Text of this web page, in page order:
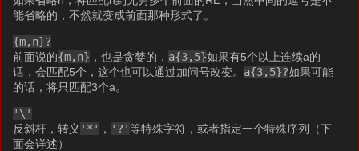
能省略的，不然就变成前面那种形式了。
{m,n}?
前面说的{m,n} ，也是贪婪的， a{3,5}如果有5个以上连续a的
话，会匹配5个，这个也可以通过加问号改变。 a{3,5}?如果可能
的话，将只匹配3个a。
'\'
反斜杆，转义 '*' ， '?'等特殊字符，或者指定一个特殊序列（下
面会详述）